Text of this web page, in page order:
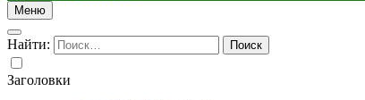
Меню
Найти:
Заголовки